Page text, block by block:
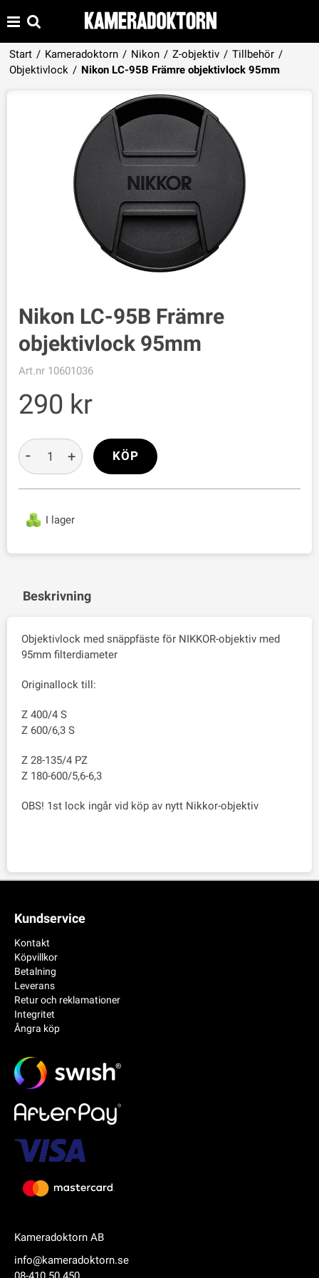
Start / Kameradoktorn / Nikon / Z-objektiv / Tillbehör /
Objektivlock / Nikon LC-95B Främre objektivlock 95mm
Produkten har lagts i din varukorg
VISA VARUKORGEN TILL KASSAN
Nikon LC-95B Främre
objektivlock 95mm
Art.nr 10601036
290
I lager
- + KÖP
Beskrivning
Objektivlock med snäppfäste för NIKKOR-objektiv med
95mm filterdiameter
Originallock till:
Z 400/4 S
Z 600/6,3 S
Z 28-135/4 PZ
Z 180-600/5,6-6,3
OBS! 1st lock ingår vid köp av nytt Nikkor-objektiv
Kameradoktorn AB
info@kameradoktorn.se
Kundservice
Kontakt
Köpvillkor
Betalning
Leverans
Retur och reklamationer
Integritet
Ångra köp